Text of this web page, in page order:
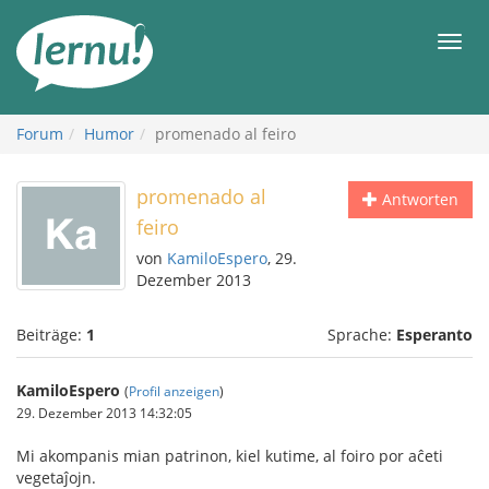
Inhalt
Forum Humor promenado al feiro
Antworten
promenado al
feiro
von KamiloEspero, 29.
Dezember 2013
Beiträge: 1 Sprache: Esperanto
KamiloEspero (Profil anzeigen)
29. Dezember 2013 14:32:05
Mi akompanis mian patrinon, kiel kutime, al foiro por aĉeti
vegetaĵojn.